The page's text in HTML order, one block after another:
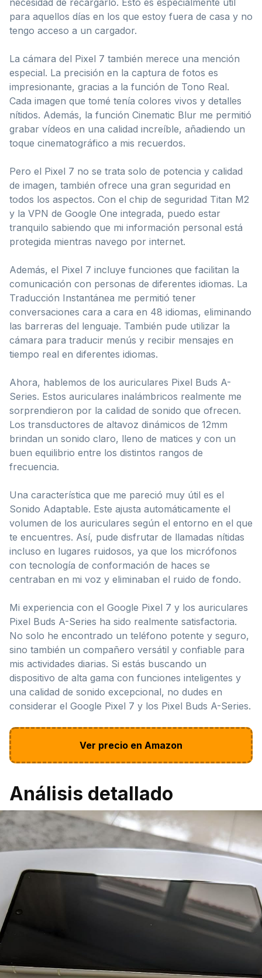
para aquellos días en los que estoy fuera de casa y no
tengo acceso a un cargador.
La cámara del Pixel 7 también merece una mención
especial. La precisión en la captura de fotos es
impresionante, gracias a la función de Tono Real.
Cada imagen que tomé tenía colores vivos y detalles
nítidos. Además, la función Cinematic Blur me permitió
grabar vídeos en una calidad increíble, añadiendo un
toque cinematográfico a mis recuerdos.
Pero el Pixel 7 no se trata solo de potencia y calidad
de imagen, también ofrece una gran seguridad en
todos los aspectos. Con el chip de seguridad Titan M2
y la VPN de Google One integrada, puedo estar
tranquilo sabiendo que mi información personal está
protegida mientras navego por internet.
Además, el Pixel 7 incluye funciones que facilitan la
comunicación con personas de diferentes idiomas. La
Traducción Instantánea me permitió tener
conversaciones cara a cara en 48 idiomas, eliminando
las barreras del lenguaje. También pude utilizar la
cámara para traducir menús y recibir mensajes en
tiempo real en diferentes idiomas.
Ahora, hablemos de los auriculares Pixel Buds A-
Series. Estos auriculares inalámbricos realmente me
sorprendieron por la calidad de sonido que ofrecen.
Los transductores de altavoz dinámicos de 12mm
brindan un sonido claro, lleno de matices y con un
buen equilibrio entre los distintos rangos de
frecuencia.
Una característica que me pareció muy útil es el
Sonido Adaptable. Este ajusta automáticamente el
volumen de los auriculares según el entorno en el que
te encuentres. Así, pude disfrutar de llamadas nítidas
incluso en lugares ruidosos, ya que los micrófonos
con tecnología de conformación de haces se
centraban en mi voz y eliminaban el ruido de fondo.
Mi experiencia con el Google Pixel 7 y los auriculares
Pixel Buds A-Series ha sido realmente satisfactoria.
No solo he encontrado un teléfono potente y seguro,
sino también un compañero versátil y confiable para
mis actividades diarias. Si estás buscando un
dispositivo de alta gama con funciones inteligentes y
una calidad de sonido excepcional, no dudes en
considerar el Google Pixel 7 y los Pixel Buds A-Series.
Ver precio en Amazon
Análisis detallado